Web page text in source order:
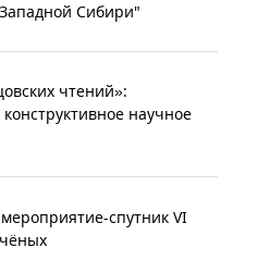
Сибири"
чтений»:
научное
спутник VI